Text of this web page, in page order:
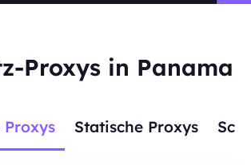
Proxys in Panama
Proxys Statische Proxys